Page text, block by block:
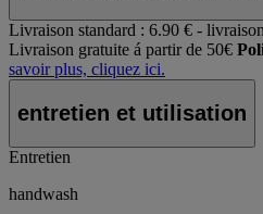
Livraison standard : 6.90 € -
Livraison gratuite á partir de 50€
savoir plus, cliquez ici.
entretien et utilisation
Entretien
handwash